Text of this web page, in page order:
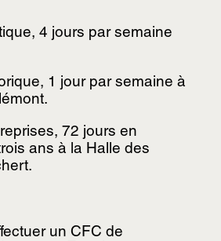
4 jours par semaine
1 jour par semaine à
72 jours en
ans à la Halle des
un CFC de